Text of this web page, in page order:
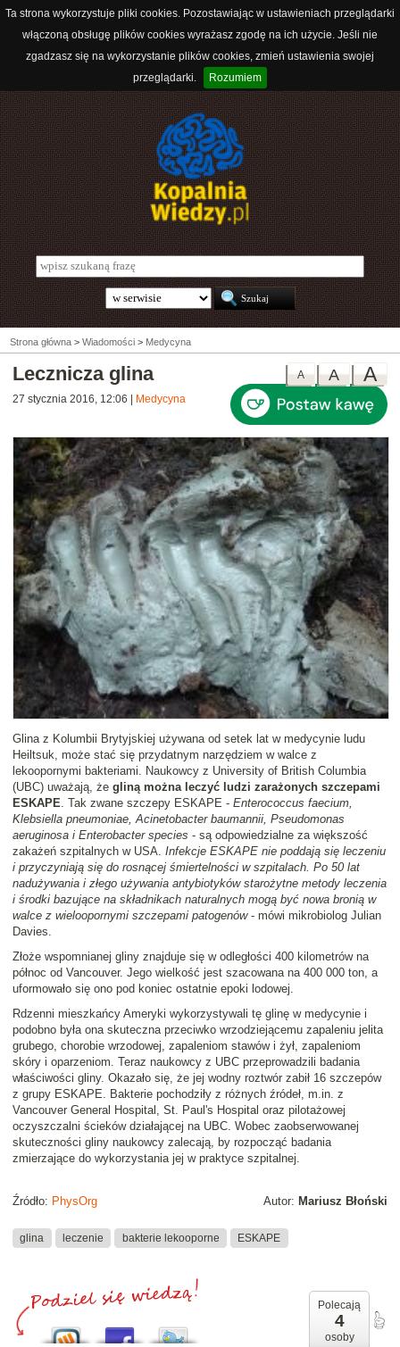
Ta strona wykorzystuje pliki cookies. Pozostawiając w ustawieniach przeglądarki
włączoną obsługę plików cookies wyrażasz zgodę na ich użycie. Jeśli nie
zgadzasz się na wykorzystanie plików cookies, zmień ustawienia swojej
przeglądarki.
Rozumiem
Strona główna > Wiadomości > Medycyna
A
A
A
Lecznicza glina
27 stycznia 2016, 12:06 Medycyna
Glina z Kolumbii Brytyjskiej używana od setek lat w medycynie ludu
Heiltsuk, może stać się przydatnym narzędziem w walce z
lekoopornymi bakteriami. Naukowcy z University of British Columbia
(UBC) uważają, że gliną można leczyć ludzi zarażonych szczepami
ESKAPE. Tak zwane szczepy ESKAPE - Enterococcus faecium,
Klebsiella pneumoniae, Acinetobacter baumannii, Pseudomonas
aeruginosa i Enterobacter species - są odpowiedzialne za większość
zakażeń szpitalnych w USA. Infekcje ESKAPE nie poddają się leczeniu
i przyczyniają się do rosnącej śmiertelności w szpitalach. Po 50 lat
nadużywania i złego używania antybiotyków starożytne metody leczenia
i środki bazujące na składnikach naturalnych mogą być nowa bronią w
walce z wieloopornymi szczepami patogenów- mówi mikrobiolog Julian
Davies.
Złoże wspomnianej gliny znajduje się w odległości 400 kilometrów na
północ od Vancouver. Jego wielkość jest szacowana na 400 000 ton, a
uformowało się ono pod koniec ostatnie epoki lodowej.
Rdzenni mieszkańcy Ameryki wykorzystywali tę glinę w medycynie i
podobno była ona skuteczna przeciwko wrzodziejącemu zapaleniu jelita
grubego, chorobie wrzodowej, zapaleniom stawów i żył, zapaleniom
skóry i oparzeniom. Teraz naukowcy z UBC przeprowadzili badania
właściwości gliny. Okazało się, że jej wodny roztwór zabił 16 szczepów
z grupy ESKAPE. Bakterie pochodziły z różnych źródeł, m.in. z
Vancouver General Hospital, St. Paul's Hospital oraz pilotażowej
oczyszczalni ścieków działającej na UBC. Wobec zaobserwowanej
skuteczności gliny naukowcy zalecają, by rozpocząć badania
zmierzające do wykorzystania jej w praktyce szpitalnej.
Autor: Mariusz Błoński
Źródło: PhysOrg
glina leczenie bakterie lekooporne ESKAPE
Polecają
4
osoby